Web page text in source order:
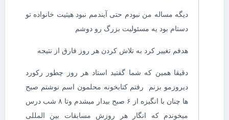
دیگه مساله من نبودم حتی آیندمم نبود هیثیت خانواده تو
دستام بود یه مسئولیت بزرگ رو دوشم
هدفم تغییر کرد به تلاش کردن هر روز فارق از نتیجه
دقیقا همین که شما گفتید استاد هر روز چطور رکورد
دیروزمو بزنم رفتم کتابخونه محلمون اسم نوشتم صبح
ها چنان با انگیزه از ۶ صبح بیدار میشدم وتا ۸ شب درس
میخوندم که انگار هر روزش مسابقات بین المللی